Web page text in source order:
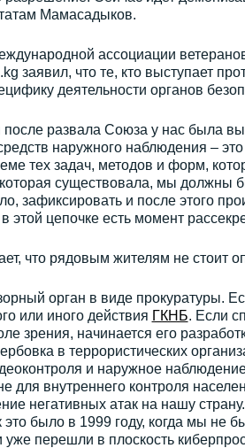
Мамасадыков.
ассоциации
заявил, что те, кто выступает
деятельности органов
развала Союза у нас была
наружного наблюдения –
тех задач, методов и форм,
существовала, мы должны
зафиксировать и после этого
этой цепочке есть момент
что рядовым жителям не стоит
орган в виде прокуратуры.
или иного действия ГКНБ. Если
зрения, начинается его
в террористических
и наружное
для внутреннего контроля
негативных атак на нашу
это было в 1999 году, когда мы
уже перешли в плоскость